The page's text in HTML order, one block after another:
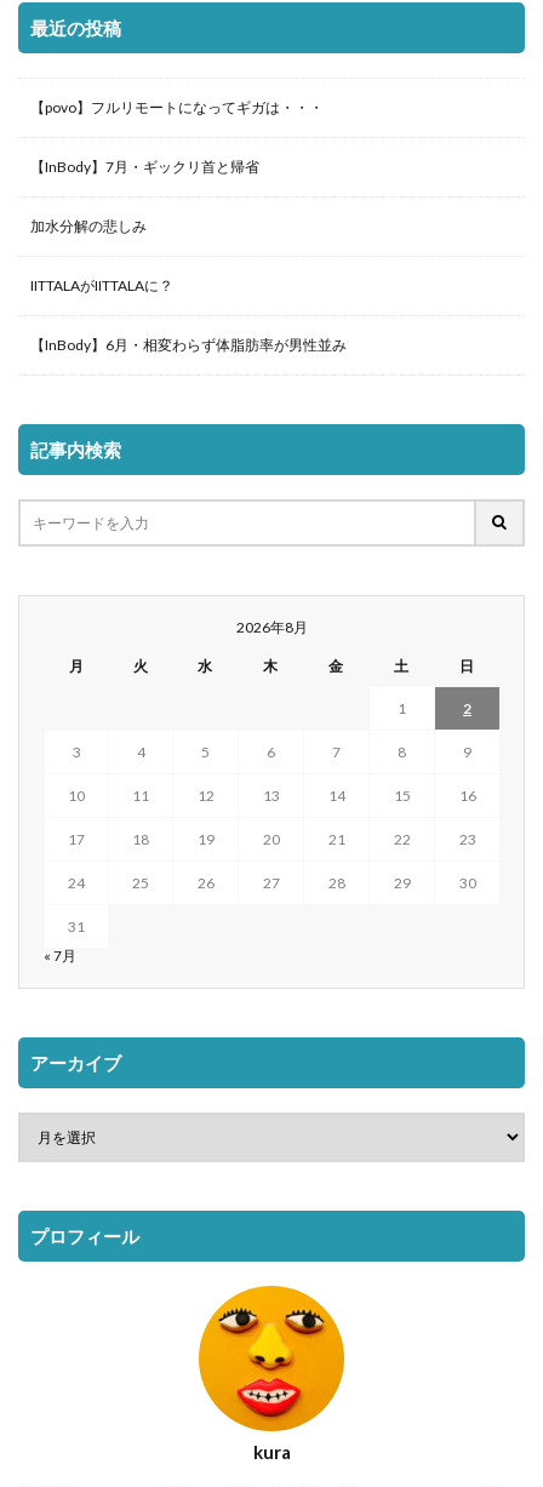
最近の投稿
【povo】フルリモートになってギガは・・・
【InBody】7月・ギックリ首と帰省
加水分解の悲しみ
IITTALAがIITTALAに？
【InBody】6月・相変わらず体脂肪率が男性並み
記事内検索
2026年8月
月 火 水 木 金 土 日
1 2
3 4 5 6 7 8 9
10 11 12 13 14 15 16
17 18 19 20 21 22 23
24 25 26 27 28 29 30
31
« 7月
アーカイブ
プロフィール
kura